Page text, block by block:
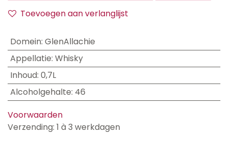
Toevoegen aan verlanglijst
Domein: GlenAllachie
Appellatie: Whisky
Inhoud: 0,7L
Alcoholgehalte: 46
Voorwaarden
Verzending: 1 à 3 werkdagen